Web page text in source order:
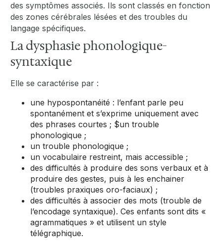
des symptômes associés. Ils sont classés en fonction
des zones cérébrales lésées et des troubles du
langage spécifiques.
La dysphasie phonologique-
syntaxique
Elle se caractérise par :
une hypospontanéité : l’enfant parle peu
spontanément et s’exprime uniquement avec
des phrases courtes ; $un trouble
phonologique ;
un trouble phonologique ;
un vocabulaire restreint, mais accessible ;
des difficultés à produire des sons verbaux et à
produire des gestes, puis à les enchainer
(troubles praxiques oro-faciaux) ;
des difficultés à associer des mots (trouble de
l’encodage syntaxique). Ces enfants sont dits «
agrammatiques » et utilisent un style
télégraphique.